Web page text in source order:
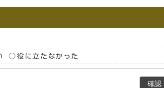
役に立たなかった
確認